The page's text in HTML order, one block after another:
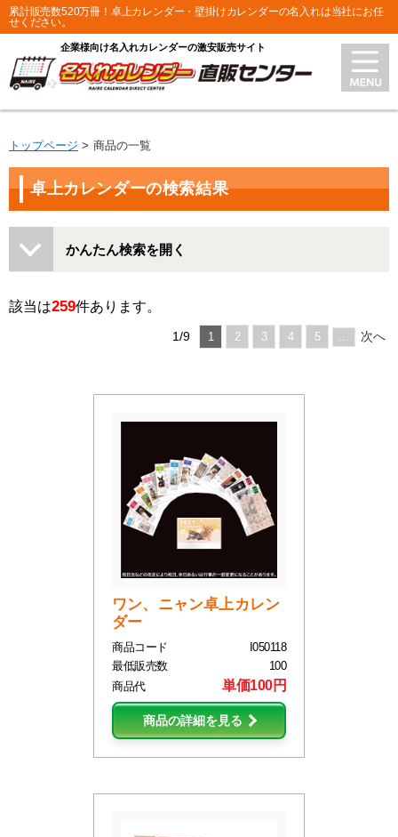
累計販売数520万冊！卓上カレンダー・壁掛けカレンダーの名入れは当社にお任
せください。
企業様向け名入れカレンダーの激安販売サイト
トップページ 商品の一覧
卓上カレンダーの検索結果
かんたん検索を開く
該当は259件あります。
1/9 1 2 3 4 5 ... 次へ
ワン、ニャン卓上カレン
ダー
商品コード
I050118
最低販売数
100
商品代
単価100円
商品の詳細を見る